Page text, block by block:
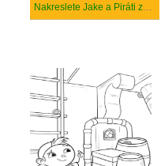
Nakreslete Jake a Piráti zdarma snadný